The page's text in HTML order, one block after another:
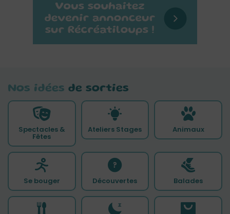
Nos idées de sorties
Spectacles &
Fêtes
Ateliers Stages Animaux
Se bouger Découvertes Balades